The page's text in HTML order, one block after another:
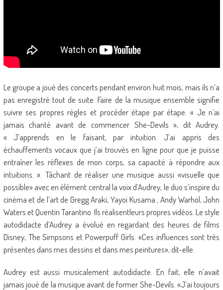
Le groupe a joué des concerts pendant environ huit mois, mais ils n’a
pas enregistré tout de suite. Faire de la musique ensemble signifie
suivre ses propres règles et procéder étape par étape. « Je n’ai
jamais chanté avant de commencer She-Devils », dit Audrey.
« J’apprends en le faisant, par intuition. J’ai appris des
échauffements vocaux que j’ai trouvés en ligne pour que je puisse
entraîner les réflexes de mon corps, sa capacité à répondre aux
intuitions. ». Tâchant de réaliser une musique aussi «visuelle que
possible» avec en élément central la voix d’Audrey, le duo s’inspire du
cinéma et de l’art de Gregg Araki, Yayoi Kusama , Andy Warhol, John
Waters et Quentin Tarantino. Ils réalisentleurs propres vidéos. Le style
autodidacte d’Audrey a évolué en regardant des heures de films
Disney, The Simpsons et Powerpuff Girls. «Ces influences sont très
présentes dans mes dessins et dans mes peintures», dit-elle.
Audrey est aussi musicalement autodidacte. En fait, elle n’avait
jamais joué de la musique avant de former She-Devils. «J’ai toujours